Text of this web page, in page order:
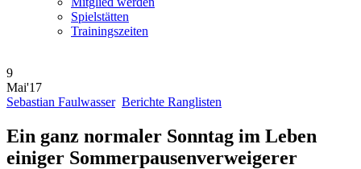
Spielstätten
Trainingszeiten
9
Mai'17
Sebastian Faulwasser Berichte Ranglisten
Ein ganz normaler Sonntag im Leben
einiger Sommerpausenverweigerer